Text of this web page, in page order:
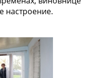
настроение.